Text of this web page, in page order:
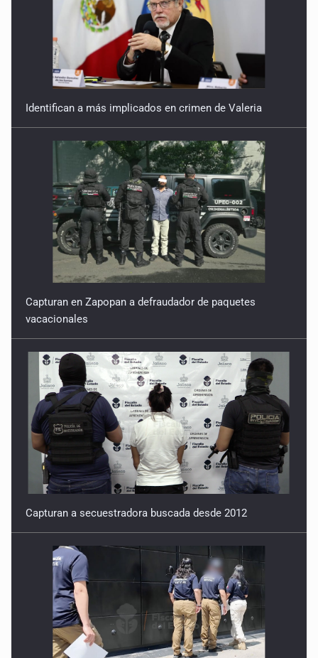
Identifican a más implicados en crimen de Valeria
Capturan en Zapopan a defraudador de paquetes
vacacionales
Capturan a secuestradora buscada desde 2012